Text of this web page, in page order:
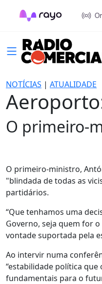
NOTÍCIAS | ATUALIDADE
O primeiro-
O primeiro-ministro,
"blindada de todas as
partidários.
“Que tenhamos uma
Governo, seja quem for
vontade suportada pela
Ao intervir numa
“estabilidade política
fundamentais para o